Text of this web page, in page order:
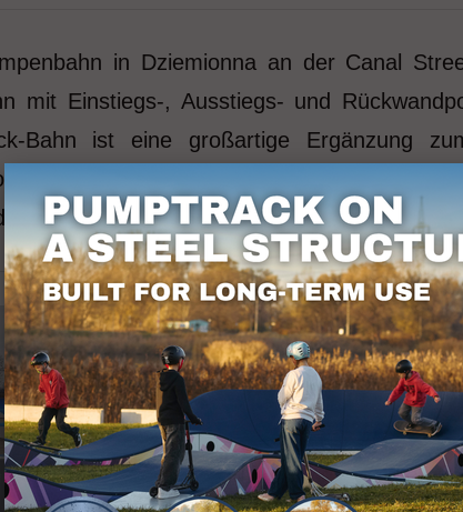
in Dziemionna an der Canal
mit Einstiegs-, Ausstiegs- und
Bahn ist eine großartige Ergänzung
der perfekt auf die Bedürfnisse
Spaß und die Entwicklung von sportlichen